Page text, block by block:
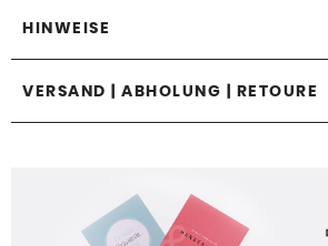
HINWEISE
VERSAND | ABHOLUNG | RETOURE